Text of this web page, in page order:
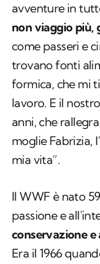
avventure in
non viaggio più,
come passeri e
trovano fonti
formica, che mi
lavoro. E il
anni, che
moglie Fabrizia,
mia vita”.
Il WWF è nato
passione e
conservazione
Era il 1966